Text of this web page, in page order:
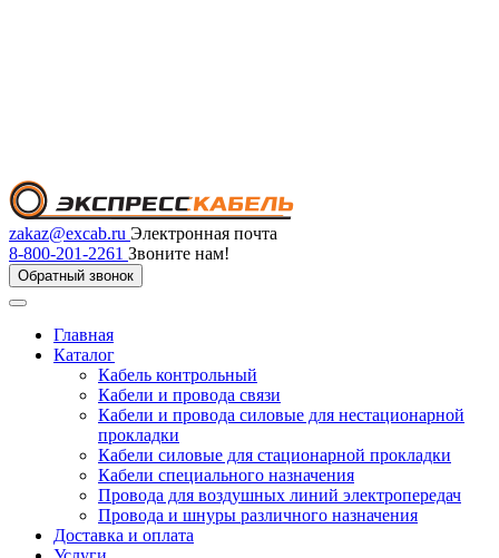
zakaz@excab.ru Электронная почта
8-800-201-2261 Звоните нам!
Обратный звонок
Главная
Каталог
Кабель контрольный
Кабели и провода связи
Кабели и провода силовые для нестационарной
прокладки
Кабели силовые для стационарной прокладки
Кабели специального назначения
Провода для воздушных линий электропередач
Провода и шнуры различного назначения
Доставка и оплата